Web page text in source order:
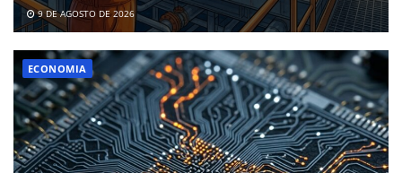
9 DE AGOSTO DE 2026
ECONOMIA